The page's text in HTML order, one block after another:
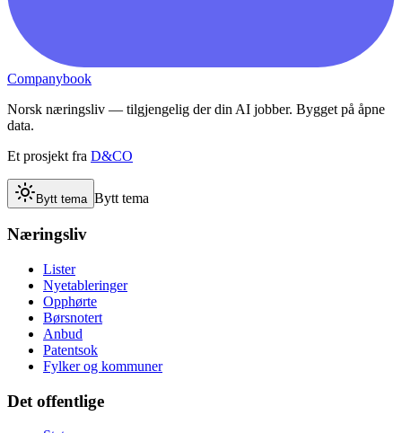
Companybook
Norsk næringsliv — tilgjengelig der din AI jobber. Bygget på åpne
data.
Et prosjekt fra D&CO
Bytt tema Bytt tema
Næringsliv
Lister
Nyetableringer
Opphørte
Børsnotert
Anbud
Patentsok
Fylker og kommuner
Det offentlige